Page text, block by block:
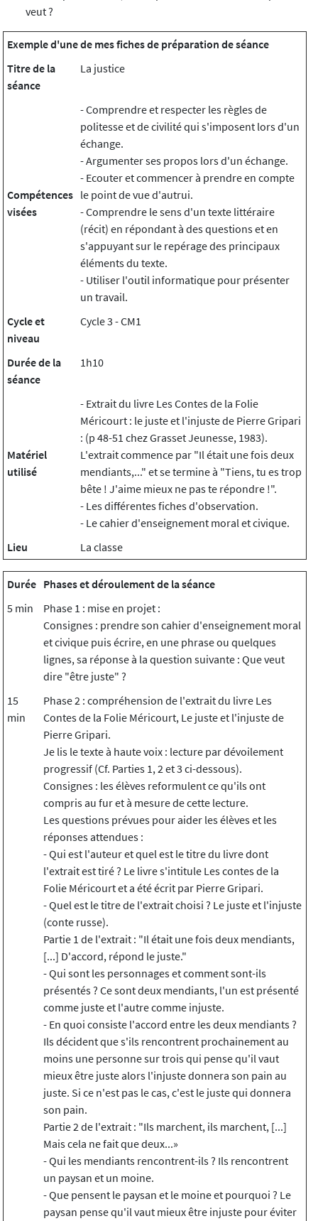
veut ?
Exemple d'une de mes fiches de préparation de séance
Titre de la
séance
La justice
Compétences
visées
- Comprendre et respecter les règles de
politesse et de civilité qui s'imposent lors d'un
échange.
- Argumenter ses propos lors d'un échange.
- Ecouter et commencer à prendre en compte
le point de vue d'autrui.
- Comprendre le sens d'un texte littéraire
(récit) en répondant à des questions et en
s'appuyant sur le repérage des principaux
éléments du texte.
- Utiliser l'outil informatique pour présenter
un travail.
Cycle et
niveau
Cycle 3 - CM1
Durée de la
séance
1h10
Matériel
utilisé
- Extrait du livre Les Contes de la Folie
Méricourt : le juste et l'injuste de Pierre Gripari
: (p 48-51 chez Grasset Jeunesse, 1983).
L'extrait commence par "Il était une fois deux
mendiants,..." et se termine à "Tiens, tu es trop
bête ! J'aime mieux ne pas te répondre !".
- Les différentes fiches d'observation.
- Le cahier d'enseignement moral et civique.
Lieu
La classe
Durée Phases et déroulement de la séance
5 min
Phase 1 : mise en projet :
Consignes : prendre son cahier d'enseignement moral
et civique puis écrire, en une phrase ou quelques
lignes, sa réponse à la question suivante : Que veut
dire "être juste" ?
15
min
Phase 2 : compréhension de l'extrait du livre Les
Contes de la Folie Méricourt, Le juste et l'injuste de
Pierre Gripari.
Je lis le texte à haute voix : lecture par dévoilement
progressif (Cf. Parties 1, 2 et 3 ci-dessous).
Consignes : les élèves reformulent ce qu'ils ont
compris au fur et à mesure de cette lecture.
Les questions prévues pour aider les élèves et les
réponses attendues :
- Qui est l'auteur et quel est le titre du livre dont
l'extrait est tiré ? Le livre s'intitule Les contes de la
Folie Méricourt et a été écrit par Pierre Gripari.
- Quel est le titre de l'extrait choisi ? Le juste et l'injuste
(conte russe).
Partie 1 de l'extrait : "Il était une fois deux mendiants,
[...] D'accord, répond le juste."
- Qui sont les personnages et comment sont-ils
présentés ? Ce sont deux mendiants, l'un est présenté
comme juste et l'autre comme injuste.
- En quoi consiste l'accord entre les deux mendiants ?
Ils décident que s'ils rencontrent prochainement au
moins une personne sur trois qui pense qu'il vaut
mieux être juste alors l'injuste donnera son pain au
juste. Si ce n'est pas le cas, c'est le juste qui donnera
son pain.
Partie 2 de l'extrait : "Ils marchent, ils marchent, [...]
Mais cela ne fait que deux...»
- Qui les mendiants rencontrent-ils ? Ils rencontrent
un paysan et un moine.
- Que pensent le paysan et le moine et pourquoi ? Le
paysan pense qu'il vaut mieux être injuste pour éviter